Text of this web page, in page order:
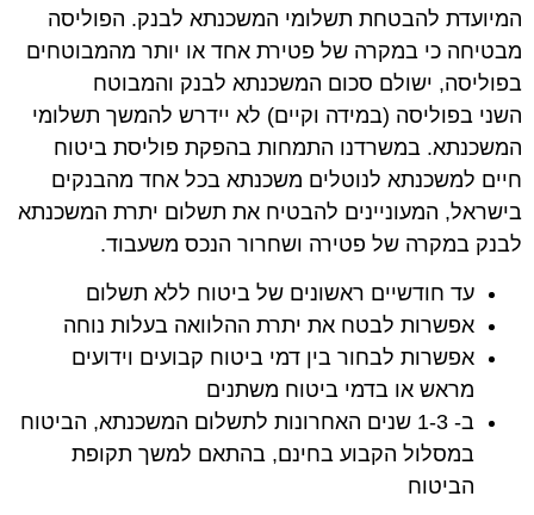
המיועדת להבטחת תשלומי המשכנתא לבנק. הפוליסה
מבטיחה כי במקרה של פטירת אחד או יותר מהמבוטחים
בפוליסה, ישולם סכום המשכנתא לבנק והמבוטח
השני בפוליסה (במידה וקיים) לא יידרש להמשך תשלומי
המשכנתא. במשרדנו התמחות בהפקת פוליסת ביטוח
חיים למשכנתא לנוטלים משכנתא בכל אחד מהבנקים
בישראל, המעוניינים להבטיח את תשלום יתרת המשכנתא
לבנק במקרה של פטירה ושחרור הנכס משעבוד.
עד חודשיים ראשונים של ביטוח ללא תשלום
אפשרות לבטח את יתרת ההלוואה בעלות נוחה
אפשרות לבחור בין דמי ביטוח קבועים וידועים
מראש או בדמי ביטוח משתנים
ב- 1-3 שנים האחרונות לתשלום המשכנתא, הביטוח
במסלול הקבוע בחינם, בהתאם למשך תקופת
הביטוח